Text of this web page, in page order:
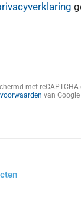
met reCAPTCHA
van